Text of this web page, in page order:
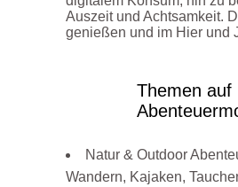
Auszeit und Achtsamkeit.
genießen und im Hier und
Themen auf
Natur & Outdoor
Wandern, Kajaken,